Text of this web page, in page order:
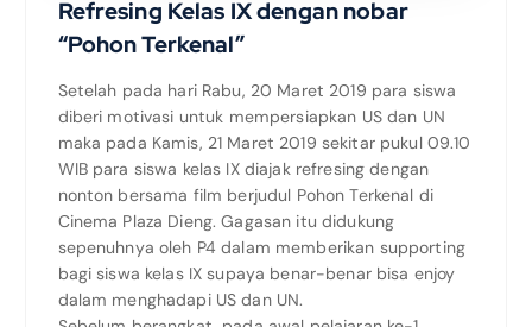
Refresing Kelas IX dengan nobar
“Pohon Terkenal”
Setelah pada hari Rabu, 20 Maret 2019 para siswa
diberi motivasi untuk mempersiapkan US dan UN
maka pada Kamis, 21 Maret 2019 sekitar pukul 09.10
WIB para siswa kelas IX diajak refresing dengan
nonton bersama film berjudul Pohon Terkenal di
Cinema Plaza Dieng. Gagasan itu didukung
sepenuhnya oleh P4 dalam memberikan supporting
bagi siswa kelas IX supaya benar-benar bisa enjoy
dalam menghadapi US dan UN.